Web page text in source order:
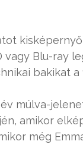
Blu-ray
bakikat a
múlva-
amikor
még